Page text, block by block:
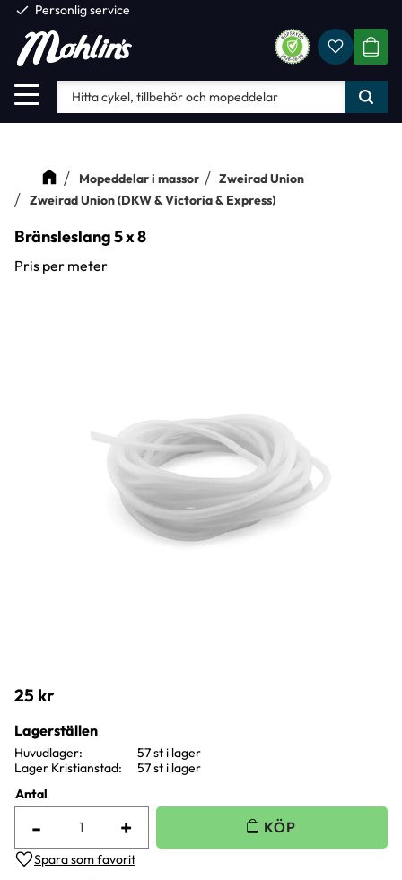
Meny
check Personlig service
Mopeddelar i massor
Zweirad Union
Zweirad Union (DKW & Victoria & Express)
Bränsleslang 5 x 8
Pris per meter
25 kr
Antal
+
-
Lägg till i favoriter
Lagerställen
Huvudlager
57 st i lager
Lager Kristianstad
57 st i lager